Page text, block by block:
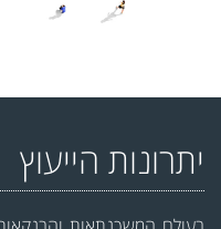
יתרונות הייעוץ